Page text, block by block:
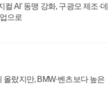
AI' 동맹 강화, 구광모 제조·데
으로
랐지만, BMW·벤츠보다 높은